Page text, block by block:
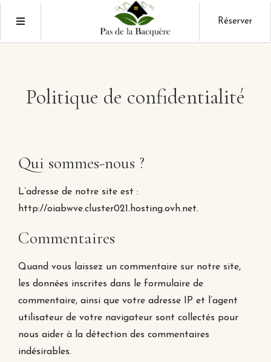
Réserver
Politique de confidentialité
Qui sommes-nous ?
L’adresse de notre site est :
http://oiabwve.cluster021.hosting.ovh.net.
Commentaires
Quand vous laissez un commentaire sur notre site,
les données inscrites dans le formulaire de
commentaire, ainsi que votre adresse IP et l’agent
utilisateur de votre navigateur sont collectés pour
nous aider à la détection des commentaires
indésirables.